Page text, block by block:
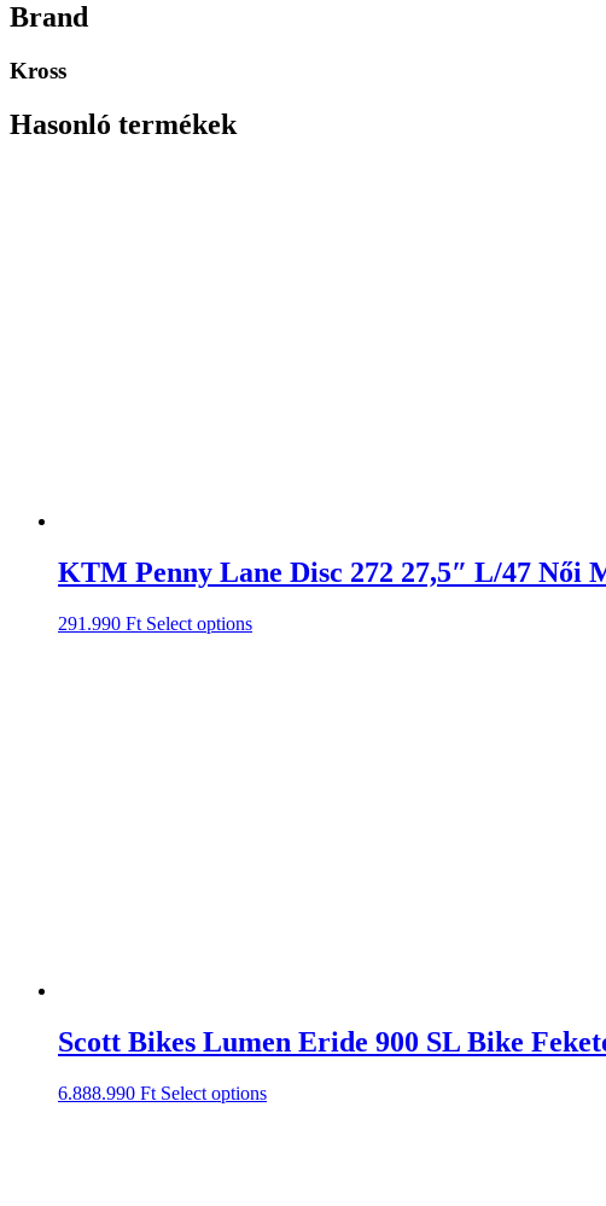
Brand
Kross
Hasonló termékek
KTM Penny Lane Disc 272 27,5″ L/47 Női
291.990 Ft Select options
Scott Bikes Lumen Eride 900 SL Bike
6.888.990 Ft Select options